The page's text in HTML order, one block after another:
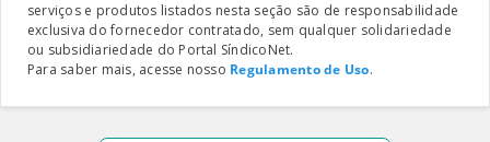
serviços e produtos listados nesta seção são de responsabilidade
exclusiva do fornecedor contratado, sem qualquer solidariedade
ou subsidiariedade do Portal SíndicoNet.
Para saber mais, acesse nosso Regulamento de Uso.